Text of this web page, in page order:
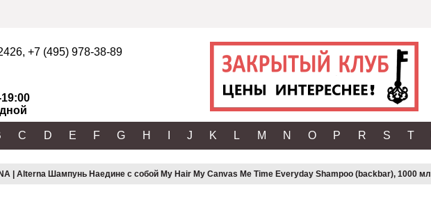
, +7 (495) 978-38-89
C D E F G H J K L M N O P R S T
| Alterna Шампунь Наедине с собой My Hair My Canvas Me Time Everyday Shampoo (backbar), 1000 мл